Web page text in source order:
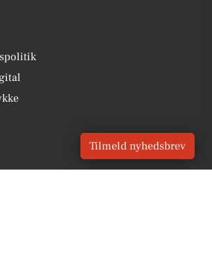
Tilmeld nyhedsbrev